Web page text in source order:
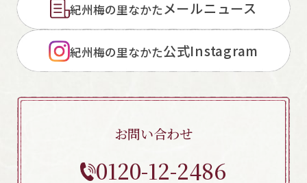
紀州梅の里なかたメールニュース
紀州梅の里なかた公式Instagram
お問い合わせ
0120-12-2486